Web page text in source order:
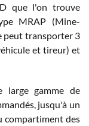
que l'on trouve
MRAP (Mine-
peut transporter 3
et tireur) et
large gamme de
jusqu'à un
compartiment des